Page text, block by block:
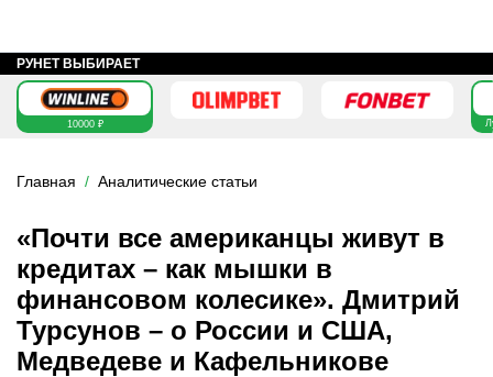
РУНЕТ ВЫБИРАЕТ
10000 ₽
Главная Аналитические статьи
«Почти все американцы живут в
кредитах – как мышки в
финансовом колесике». Дмитрий
Турсунов – о России и США,
Медведеве и Кафельникове